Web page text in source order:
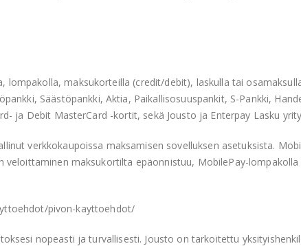
lompakolla, maksukorteilla (credit/debit), laskulla tai
Säästöpankki, Aktia, Paikallisosuuspankit, S-Pankki,
ja Debit MasterCard -kortit, sekä Jousto ja Enterpay Lasku
verkkokaupoissa maksamisen sovelluksen asetuksista.
maksukortilta epäonnistuu, MobilePay-
pivon-kayttoehdot/
nopeasti ja turvallisesti. Jousto on tarkoitettu